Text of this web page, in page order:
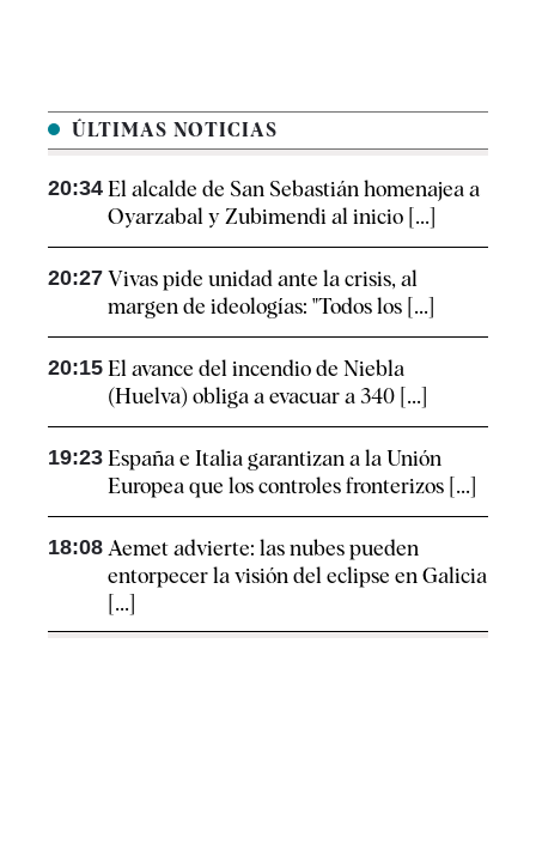
ÚLTIMAS NOTICIAS
20:34 El alcalde de San Sebastián homenajea a
Oyarzabal y Zubimendi al inicio [...]
20:27 Vivas pide unidad ante la crisis, al
margen de ideologías: "Todos los [...]
20:15 El avance del incendio de Niebla
(Huelva) obliga a evacuar a 340 [...]
19:23 España e Italia garantizan a la Unión
Europea que los controles fronterizos [...]
18:08 Aemet advierte: las nubes pueden
entorpecer la visión del eclipse en Galicia
[...]